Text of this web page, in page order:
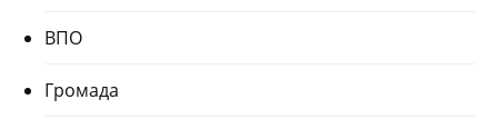
ВПО
Громада